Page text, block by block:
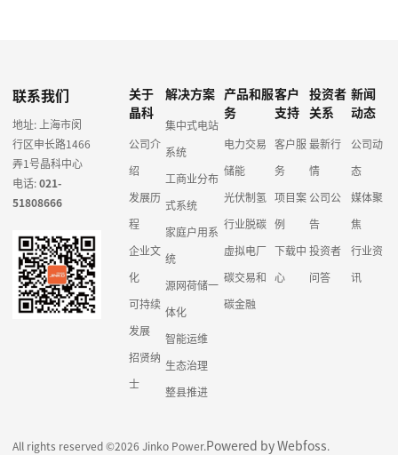
联系我们
地址: 上海市闵
行区申长路1466
弄1号晶科中心
电话:021-
51808666
关于
晶科
公司介
绍
发展历
程
企业文
化
可持续
发展
招贤纳
士
解决方案
集中式电站
系统
工商业分布
式系统
家庭户用系
统
源网荷储一
体化
智能运维
生态治理
整县推进
产品和服
务
电力交易
储能
光伏制氢
行业脱碳
虚拟电厂
碳交易和
碳金融
客户
支持
客户服
务
项目案
例
下载中
心
投资者
关系
最新行
情
公司公
告
投资者
问答
新闻
动态
公司动
态
媒体聚
焦
行业资
讯
All rights reserved ©2026 Jinko Power.Powered by Webfoss.